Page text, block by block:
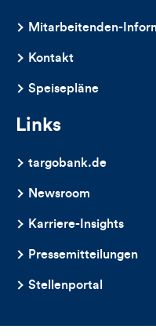
Mitarbeitenden-
Kontakt
Speisepläne
Links
targobank.de
Newsroom
Karriere-Insights
Pressemitteilungen
Stellenportal